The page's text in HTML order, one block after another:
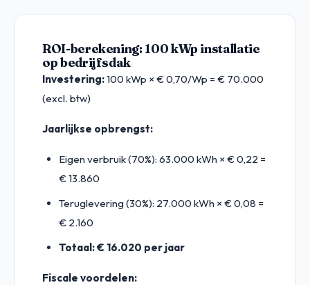
ROI-berekening: 100 kWp installatie
op bedrijfsdak
Investering:100 kWp × € 0,70/Wp = € 70.000
(excl. btw)
Jaarlijkse opbrengst:
Eigen verbruik (70%): 63.000 kWh × € 0,22 =
€ 13.860
Teruglevering (30%): 27.000 kWh × € 0,08 =
€ 2.160
Totaal: € 16.020 per jaar
Fiscale voordelen: